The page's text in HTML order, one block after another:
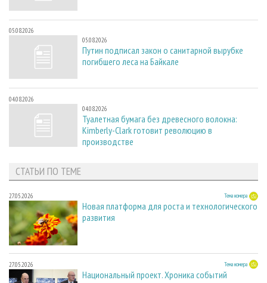
05.08.2026
05.08.2026
Путин подписал закон о санитарной вырубке
погибшего леса на Байкале
04.08.2026
04.08.2026
Туалетная бумага без древесного волокна:
Kimberly-Clark готовит революцию в
производстве
СТАТЬИ ПО ТЕМЕ
27.05.2026 Тема номера
Новая платформа для роста и технологического
развития
27.05.2026 Тема номера
Национальный проект. Хроника событий